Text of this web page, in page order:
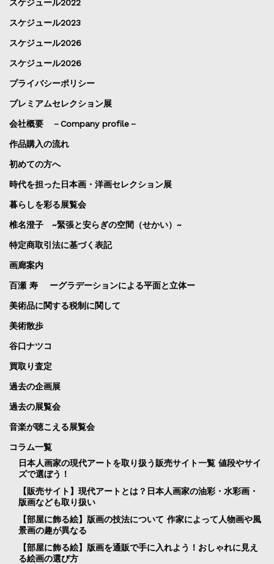
スケジュール2022
スケジュール2023
スケジュール2026
スケジュール2026
プライバシーポリシー
プレミアムセレクション展
会社概要 －Company profile－
作品購入の流れ
初めての方へ
時代を担った日本画・洋画セレクション展
暮らしを彩る展覧会
椎名澄子 ~緊張と安らぎの空間（せかい）~
特定商取引法に基づく表記
画廊案内
百瀬 寿 ーグラデーションによる平面と立体ー
美術品に関する税制に関して
美術散歩
谷口ナツコ
買取り査定
過去の企画展
過去の展覧会
音楽が聴こえる展覧会
コラム一覧
日本人画家の現代アートを取り扱う販売サイト一覧 値段やサイ
ズで選ぼう！
【販売サイト】現代アートとは？日本人画家の油彩・水彩画・
版画なども取り扱い
【部屋に飾る絵】版画の技法について 作家によって人物画や風
景画の趣が異なる
【部屋に飾る絵】版画を通販で手に入れよう！おしゃれに見え
る絵画の選び方